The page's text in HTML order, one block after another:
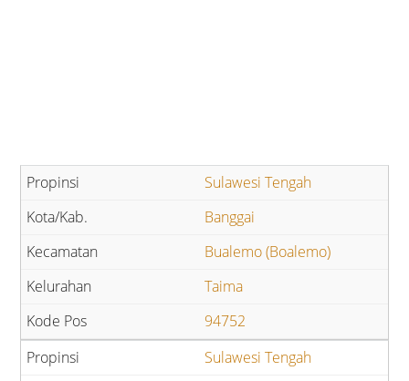
Sulawesi Tengah
Banggai
Bualemo (Boalemo)
Taima
94752
Sulawesi Tengah